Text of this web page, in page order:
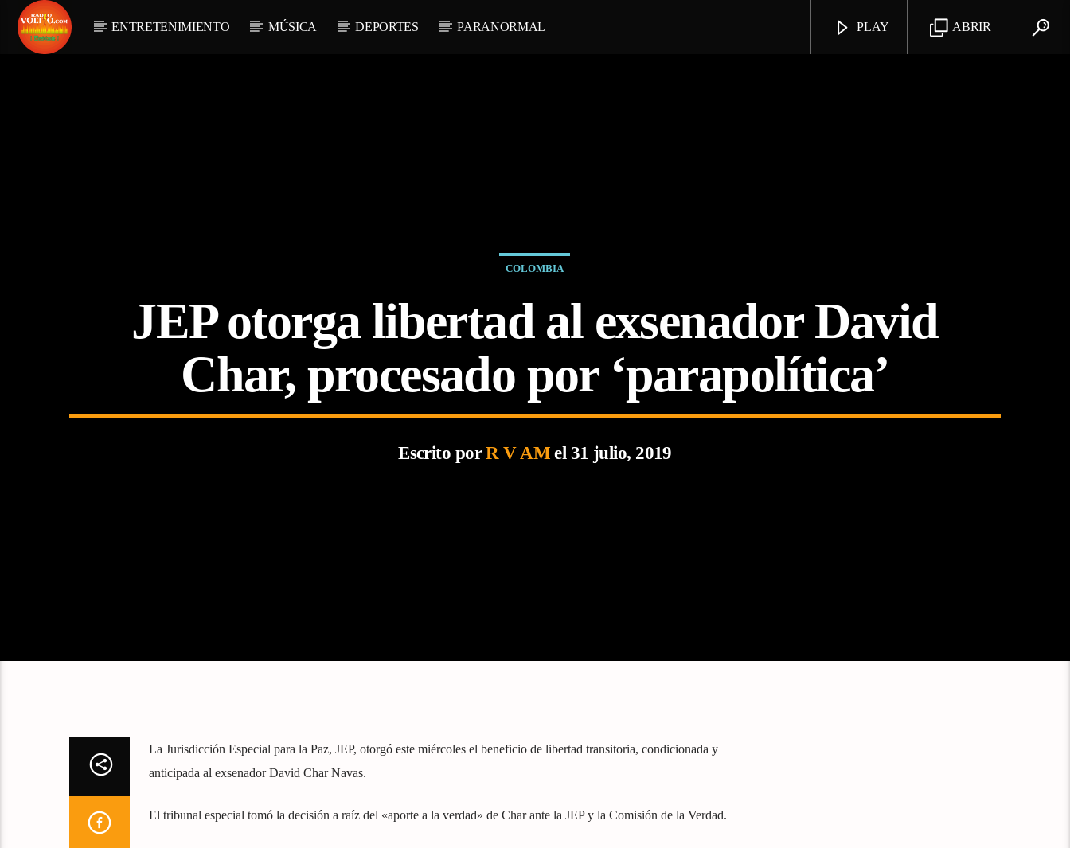
ENTRETENIMIENTO MÚSICA DEPORTES PARANORMAL ABRIR
PLAY
COLOMBIA
JEP otorga libertad al exsenador David
Char, procesado por ‘parapolítica’
Escrito porR V AM el 31 julio, 2019
La Jurisdicción Especial para la Paz, JEP, otorgó este miércoles el beneficio de libertad transitoria, condicionada y
anticipada al exsenador David Char Navas.
El tribunal especial tomó la decisión a raíz del «aporte a la verdad» de Char ante la JEP y la Comisión de la Verdad.